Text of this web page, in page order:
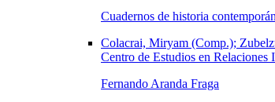
Cuadernos de historia
Colacrai, Miryam (Comp.);
Centro de Estudios en
Fernando Aranda Fraga